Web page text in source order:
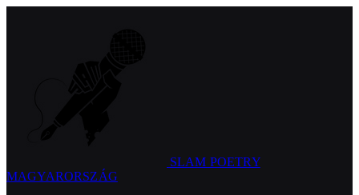
SLAM POETRY
MAGYARORSZÁG